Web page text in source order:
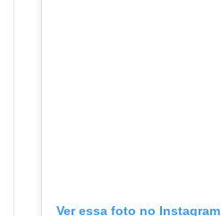
Ver essa foto no Instagram